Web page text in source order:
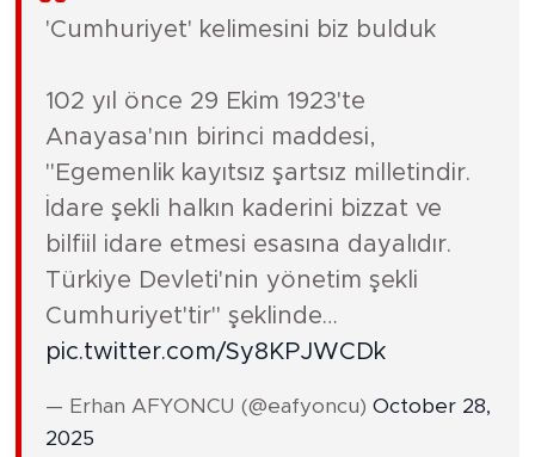
'Cumhuriyet' kelimesini biz bulduk
102 yıl önce 29 Ekim 1923'te
Anayasa'nın birinci maddesi,
"Egemenlik kayıtsız şartsız milletindir.
İdare şekli halkın kaderini bizzat ve
bilfiil idare etmesi esasına dayalıdır.
Türkiye Devleti'nin yönetim şekli
Cumhuriyet'tir" şeklinde…
pic.twitter.com/Sy8KPJWCDk
— Erhan AFYONCU (@eafyoncu) October 28,
2025